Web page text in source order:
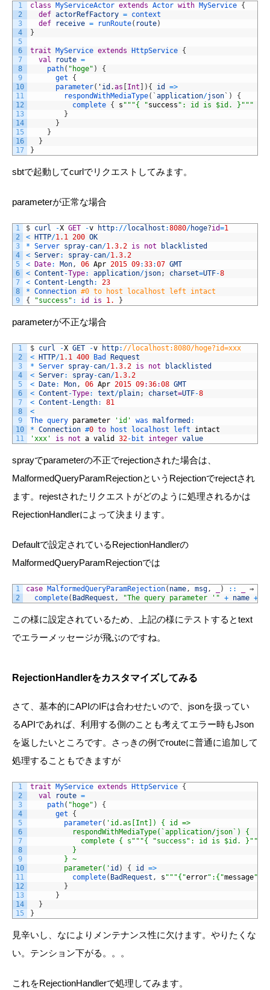
1
2
3
4
5
6
7
8
9
10
11
12
13
14
15
16
17
class MyServiceActor extends Actor with MyService {
def actorRefFactory = context
def
receive = runRoute( route)
}
trait MyService extends HttpService {
val
route =
path( "hoge" )
{
get
{
parameter( ' id .as [Int ] ) { id =>
respondWithMediaType( `application/json` )
{
complete { s "" "{ "success ": id is $id. }" ""
}
}
}
}
}
sbtで起動してcurlでリクエストしてみます。
parameterが正常な場合
1
2
3
4
5
6
7
8
9
$ curl -X GET -v http: //localhost :8080/hoge?id=1
< HTTP/1.1 200 OK
* Server spray-can/1.3.2 is not
blacklisted
< Server: spray-can/1.3.2
< Date: Mon , 06 Apr 2015 09:33:07 GMT
< Content -Type: application/json; charset=UTF-8
< Content -Length:
23
* Connection #0 to host localhost left intact
{
"success" : id is 1. }
parameterが不正な場合
1
2
3
4
5
6
7
8
9
10
11
$ curl -X GET -v http: //localhost:8080/hoge?id=xxx
< HTTP/1.1 400 Bad Request
* Server spray-can/1.3.2 is not
blacklisted
< Server: spray-can/1.3.2
< Date: Mon , 06 Apr 2015 09:36:08 GMT
< Content -Type: text/plain; charset=UTF-8
< Content -Length:
81
<
The query parameter 'id' was malformed :
* Connection #0 to host localhost left intact
'xxx'
is not a valid 32- bit integer value
sprayでparameterの不正でrejectionされた場合は、
MalformedQueryParamRejectionというRejectionでrejectされ
ます。rejestされたリクエストがどのように処理されるかは
RejectionHandlerによって決まります。
Defaultで設定されているRejectionHandlerの
MalformedQueryParamRejectionでは
1
2
case MalformedQueryParamRejection( name , msg , ) ::
⇒
complete( BadRequest , "The query parameter '" + name +
この様に設定されているため、上記の様にテストするとtext
でエラーメッセージが飛ぶのですね。
RejectionHandlerをカスタマイズしてみる
さて、基本的にAPIのIFは合わせたいので、jsonを扱ってい
るAPIであれば、利用する側のことも考えてエラー時もJson
を返したいところです。さっきの例でrouteに普通に追加して
処理することもできますが
1
2
3
4
5
6
7
8
9
10
11
12
13
14
15
trait MyService extends HttpService {
val
route =
path( "hoge" )
{
get
{
parameter( 'id.as[Int]) { id =>
respondWithMediaType(`application/json`) {
complete { s"""{ "success": id is $id. }"""}
}
} ~
parameter(' id ) { id =>
complete( BadRequest , s "" "{"error":{"message":"
}
}
}
}
見辛いし、なによりメンテナンス性に欠けます。やりたくな
い。テンション下がる。。。
これをRejectionHandlerで処理してみます。